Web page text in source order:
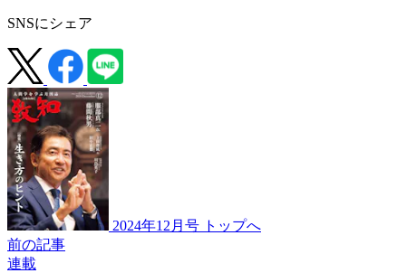
SNSにシェア
2024年12月号 トップへ
前の記事
連載